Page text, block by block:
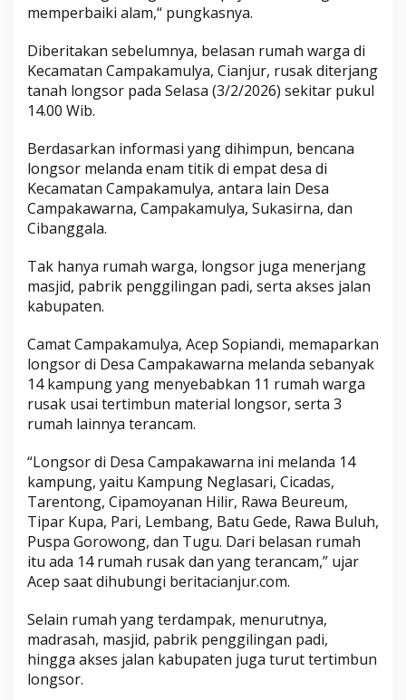
memperbaiki alam,“ pungkasnya.
Diberitakan sebelumnya, belasan rumah warga di
Kecamatan Campakamulya, Cianjur, rusak diterjang
tanah longsor pada Selasa (3/2/2026) sekitar pukul
14.00 Wib.
Berdasarkan informasi yang dihimpun, bencana
longsor melanda enam titik di empat desa di
Kecamatan Campakamulya, antara lain Desa
Campakawarna, Campakamulya, Sukasirna, dan
Cibanggala.
Tak hanya rumah warga, longsor juga menerjang
masjid, pabrik penggilingan padi, serta akses jalan
kabupaten.
Camat Campakamulya, Acep Sopiandi, memaparkan
longsor di Desa Campakawarna melanda sebanyak
14 kampung yang menyebabkan 11 rumah warga
rusak usai tertimbun material longsor, serta 3
rumah lainnya terancam.
“Longsor di Desa Campakawarna ini melanda 14
kampung, yaitu Kampung Neglasari, Cicadas,
Tarentong, Cipamoyanan Hilir, Rawa Beureum,
Tipar Kupa, Pari, Lembang, Batu Gede, Rawa Buluh,
Puspa Gorowong, dan Tugu. Dari belasan rumah
itu ada 14 rumah rusak dan yang terancam,” ujar
Acep saat dihubungi beritacianjur.com.
Selain rumah yang terdampak, menurutnya,
madrasah, masjid, pabrik penggilingan padi,
hingga akses jalan kabupaten juga turut tertimbun
longsor.